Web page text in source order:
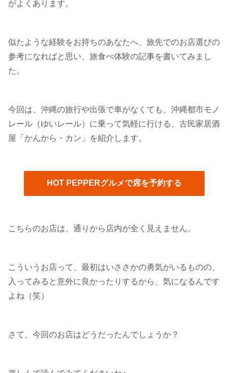
がよくあります。
似たような経験をお持ちのあなたへ、旅先でのお店選びの
参考になればと思い、旅食べ体験の記事を書いてみまし
た。
今回は、沖縄の旅行や出張で車がなくても、沖縄都市モノ
レール（ゆいレール）に乗って気軽に行ける、古民家居酒
屋「かんから・カン」を紹介します。
HOT PEPPERグルメで席を予約する
こちらのお店は、通りから店内が全く見えません。
こういうお店って、最初はいささかの勇気がいるものの、
入ってみると意外に良かったりするから、気になるんです
よね（笑）
さて、今回のお店はどうだったんでしょうか？